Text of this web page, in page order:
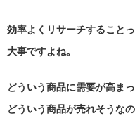
効率よくリサーチすること
大事ですよね。
どういう商品に需要が高ま
どういう商品が売れそうな